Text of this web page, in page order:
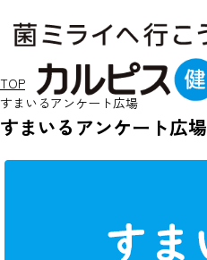
TOP
すまいるアンケート広場
すまいるアンケート広場